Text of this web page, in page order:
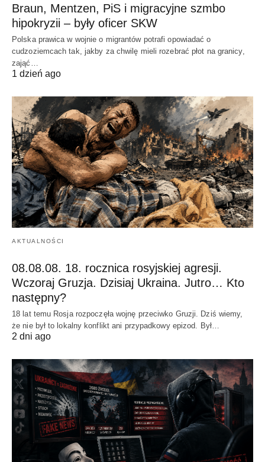
Braun, Mentzen, PiS i migracyjne szmbo
hipokryzii – były oficer SKW
Polska prawica w wojnie o migrantów potrafi opowiadać o
cudzoziemcach tak, jakby za chwilę mieli rozebrać płot na granicy,
zająć…
1 dzień ago
AKTUALNOŚCI
08.08.08. 18. rocznica rosyjskiej agresji.
Wczoraj Gruzja. Dzisiaj Ukraina. Jutro… Kto
następny?
18 lat temu Rosja rozpoczęła wojnę przeciwko Gruzji. Dziś wiemy,
że nie był to lokalny konflikt ani przypadkowy epizod. Był…
2 dni ago